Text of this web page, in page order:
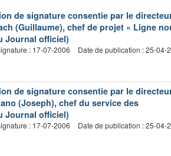
de signature consentie par le
(Guillaume), chef de projet « Ligne
Journal officiel)
: 17-07-2006 Date de publication : 25-04-
de signature consentie par le
(Joseph), chef du service des
Journal officiel)
: 17-07-2006 Date de publication : 25-04-